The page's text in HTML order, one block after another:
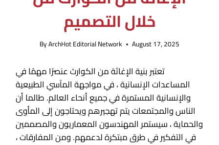
خلال التصميم
ByArchHot Editorial Network August 17, 2025
تعتبر بنية الإغاثة من الكوارث عنصرًا مهمًا في
المساعدات الإنسانية ، في مواجهة المآسي الطبيعية
والإنسانية المستمرة في جميع أنحاء العالم. طالما أن
الناس والمجتمعات يتم تهجيرهم ويحتاجون إلى المأوى
والحماية ، سيستمر المهندسون المعماريون والمصممين
في التفكير في طرق مبتكرة لدعمهم. ومن المفارقات ،